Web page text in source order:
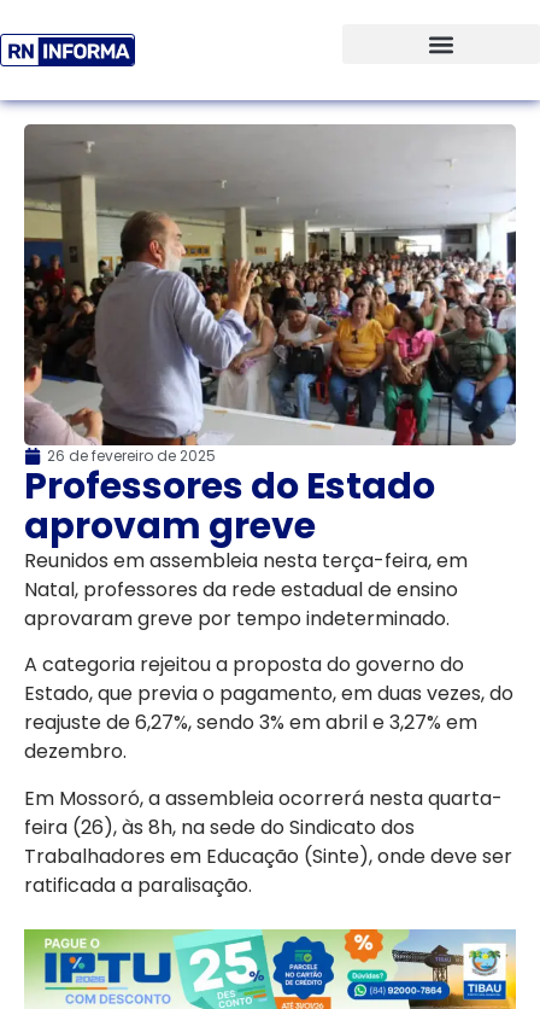
26 de fevereiro de 2025
Professores do Estado
aprovam greve
Reunidos em assembleia nesta terça-feira, em
Natal, professores da rede estadual de ensino
aprovaram greve por tempo indeterminado.
A categoria rejeitou a proposta do governo do
Estado, que previa o pagamento, em duas vezes, do
reajuste de 6,27%, sendo 3% em abril e 3,27% em
dezembro.
Em Mossoró, a assembleia ocorrerá nesta quarta-
feira (26), às 8h, na sede do Sindicato dos
Trabalhadores em Educação (Sinte), onde deve ser
ratificada a paralisação.